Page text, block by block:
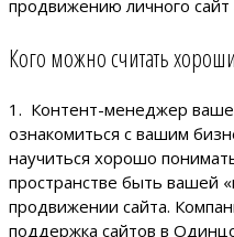
продвижению личного
Кого можно считать
1. Контент-менеджер
ознакомиться с вашим
научиться хорошо
пространстве быть вашей
продвижении сайта.
поддержка сайтов в